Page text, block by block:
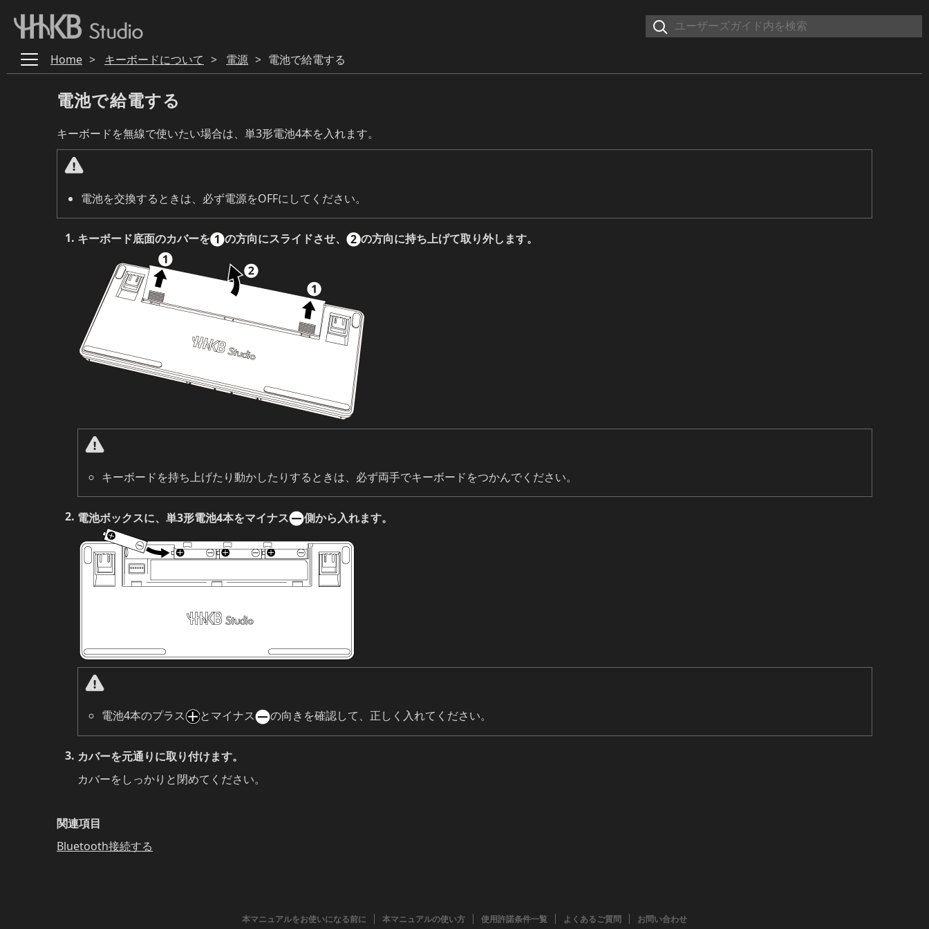
Home > キーボードについて > 電源 > 電池で給電する
電池で給電する
キーボードを無線で使いたい場合は、単3形電池4本を入れます。
電池を交換するときは、必ず電源をOFFにしてください。
キーボード底面のカバーを の方向にスライドさせ、 の方向に持ち上げて取り外します。
キーボードを持ち上げたり動かしたりするときは、必ず両手でキーボードをつかんでください。
電池ボックスに、単3形電池4本をマイナス 側から入れます。
電池4本のプラス とマイナス の向きを確認して、正しく入れてください。
カバーを元通りに取り付けます。
カバーをしっかりと閉めてください。
関連項目
Bluetooth接続する
本マニュアルをお使いになる前に 本マニュアルの使い方 使用許諾条件一覧 よくあるご質問 お問い合わせ